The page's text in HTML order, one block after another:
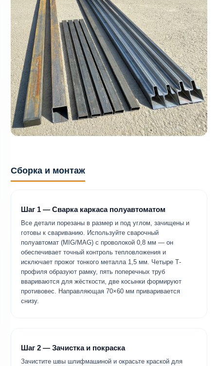
Сборка и монтаж
Шаг 1 — Сварка каркаса полуавтоматом
Все детали порезаны в размер и под углом, зачищены и
готовы к свариванию. Используйте сварочный
полуавтомат (MIG/MAG) с проволокой 0,8 мм — он
обеспечивает точный контроль тепловложения и
исключает прожог тонкого металла 1,5 мм. Четыре Т-
профиля образуют рамку, пять поперечных труб
ввариваются для жёсткости, две косынки формируют
противовес. Направляющая 70×60 мм приваривается
снизу.
Шаг 2 — Зачистка и покраска
Зачистите швы шлифмашиной и окрасьте краской для